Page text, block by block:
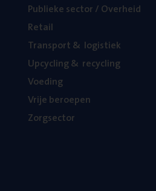
Publie­ke sec­tor / Overheid
Retail
Trans­port& logistiek
Upcy­cling& recycling
Voe­ding
Vrije beroe­pen
Zorg­sec­tor